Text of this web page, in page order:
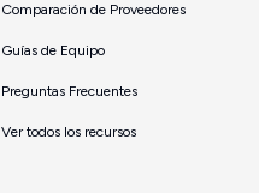
Comparación de Proveedores
Guías de Equipo
Preguntas Frecuentes
Ver todos los recursos